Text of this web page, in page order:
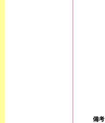
備考